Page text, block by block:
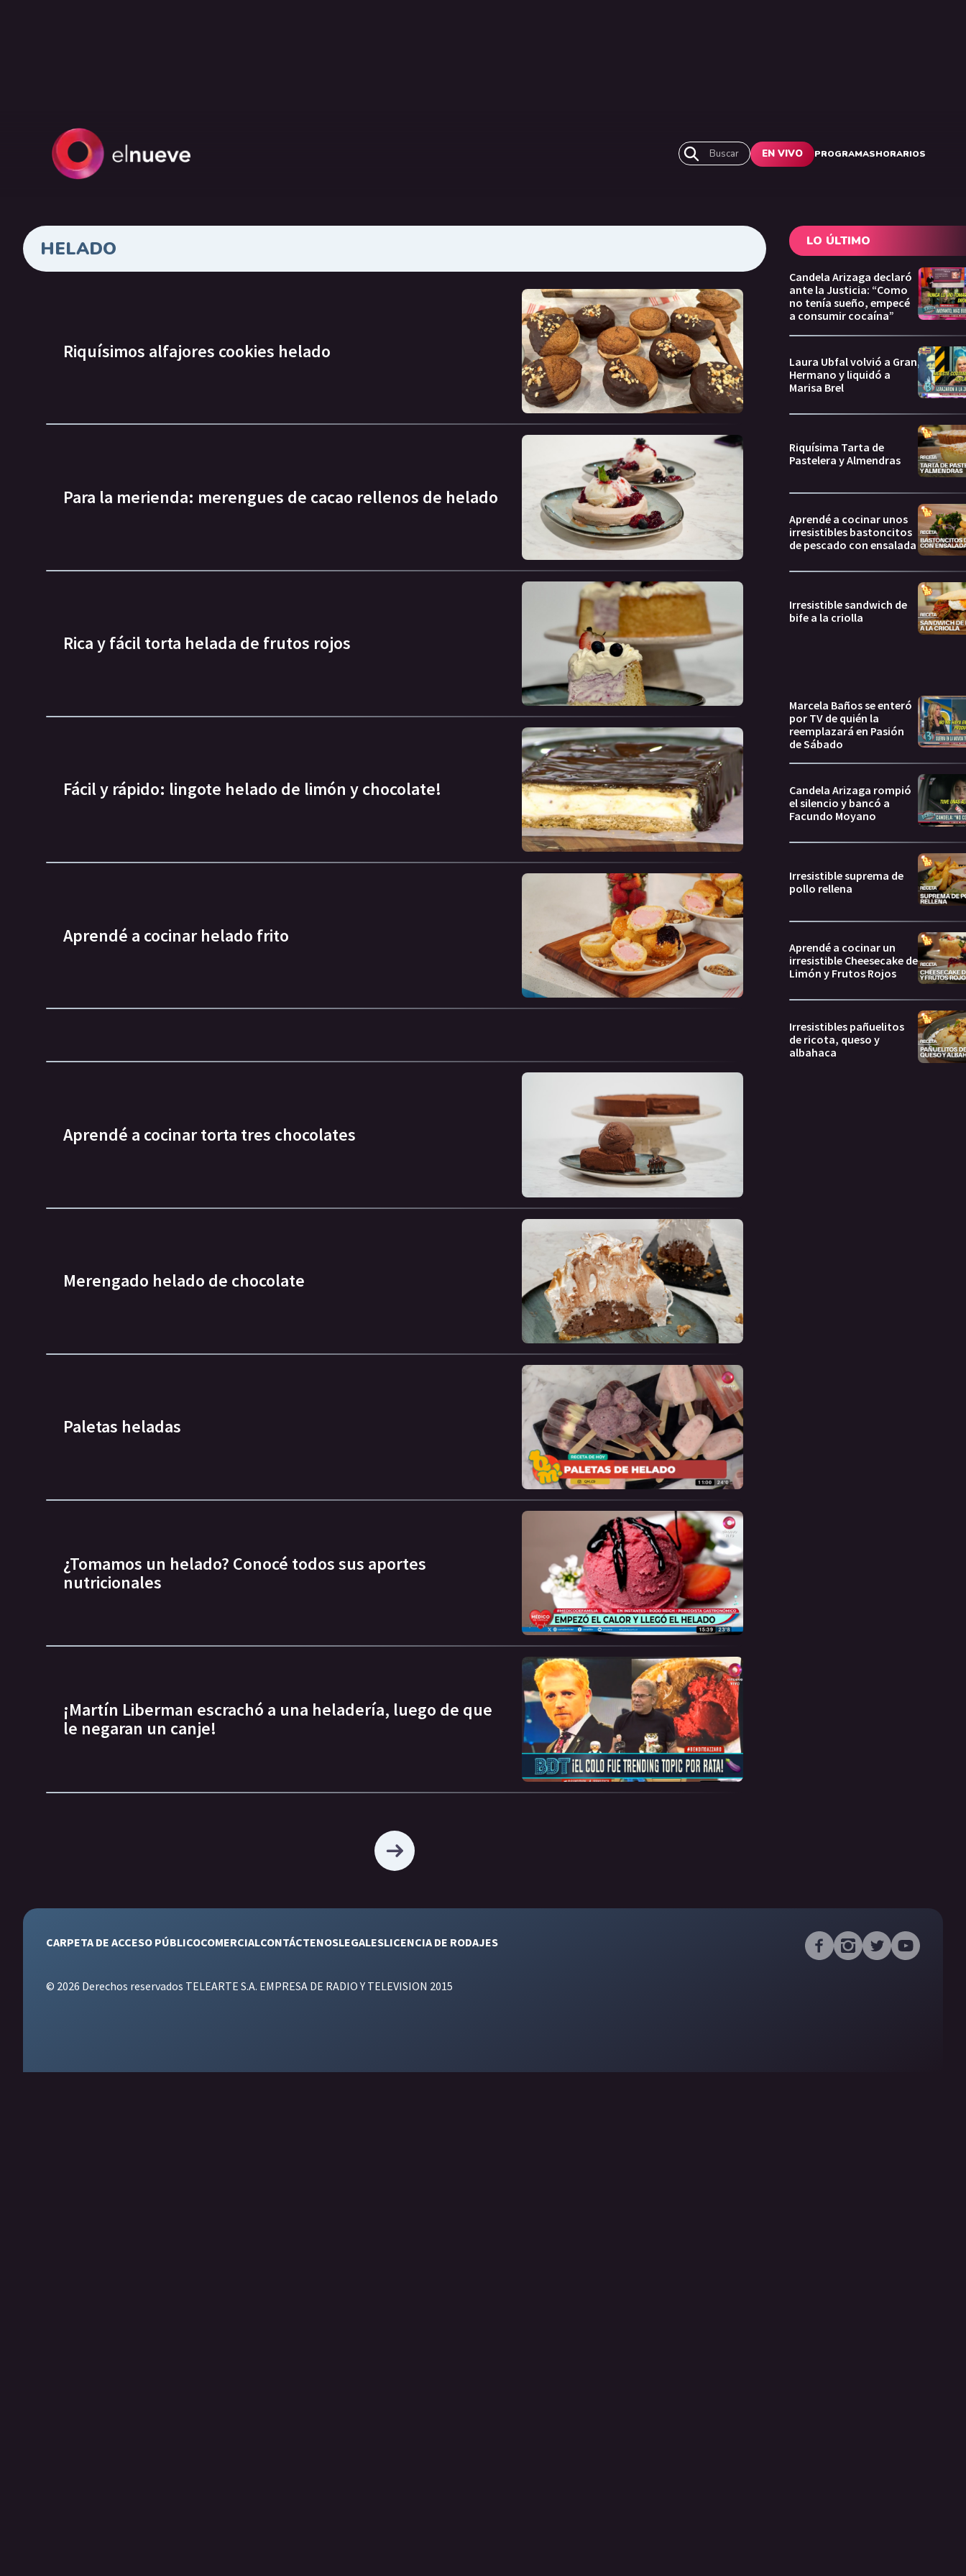
Buscar EN VIVO PROGRAMASHORARIOS
HELADO
Riquísimos alfajores cookies helado
Para la merienda: merengues de cacao rellenos de helado
Rica y fácil torta helada de frutos rojos
Fácil y rápido: lingote helado de limón y chocolate!
Aprendé a cocinar helado frito
Aprendé a cocinar torta tres chocolates
Merengado helado de chocolate
Paletas heladas
¿Tomamos un helado? Conocé todos sus aportes
nutricionales
¡Martín Liberman escrachó a una heladería, luego de que
le negaran un canje!
LO ÚLTIMO
Candela Arizaga declaró
ante la Justicia: “Como
no tenía sueño, empecé
a consumir cocaína”
Laura Ubfal volvió a Gran
Hermano y liquidó a
Marisa Brel
Riquísima Tarta de
Pastelera y Almendras
Aprendé a cocinar unos
irresistibles bastoncitos
de pescado con ensalada
Irresistible sandwich de
bife a la criolla
Marcela Baños se enteró
por TV de quién la
reemplazará en Pasión
de Sábado
Candela Arizaga rompió
el silencio y bancó a
Facundo Moyano
Irresistible suprema de
pollo rellena
Aprendé a cocinar un
irresistible Cheesecake de
Limón y Frutos Rojos
Irresistibles pañuelitos
de ricota, queso y
albahaca
CARPETA DE ACCESO PÚBLICOCOMERCIALCONTÁCTENOSLEGALESLICENCIA DE RODAJES
© 2026 Derechos reservados TELEARTE S.A. EMPRESA DE RADIO Y TELEVISION 2015